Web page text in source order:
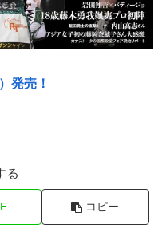
発売！
る
コピー